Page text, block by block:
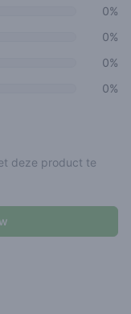
0%
0%
0%
0%
deze product te